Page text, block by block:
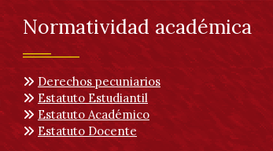
Normatividad académica
Derechos pecuniarios
Estatuto Estudiantil
Estatuto Académico
Estatuto Docente